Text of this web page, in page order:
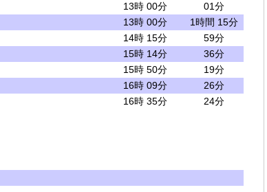
13時 00分
01分
13時 00分
1時間 15分
14時 15分
59分
15時 14分
36分
15時 50分
19分
16時 09分
26分
16時 35分 24分